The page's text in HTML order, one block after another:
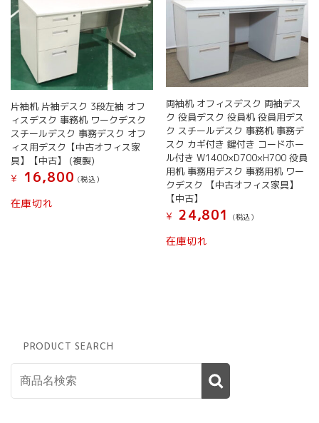
ク
鍵
付
き
ー
ド
ホ
ー
ル
W1000
天
板
色
具】
【新
品】
片袖机 片袖デスク 3段左袖 オフ
ィスデスク 事務机 ワークデスク
スチールデスク 事務デスク オフ
ィス用デスク【中古オフィス家
具】【中古】 (複製)
¥
16,800 (税込）
在庫切れ
両袖机 オフィスデスク 両袖デス
ク 役員デスク 役員机 役員用デス
ク スチールデスク 事務机 事務デ
スク カギ付き 鍵付き コードホー
ル付き W1400×D700×H700 役員
用机 事務用デスク 事務用机 ワー
クデスク 【中古オフィス家具】
【中古】
¥ 24,801 (税込）
在庫切れ
PRODUCT SEARCH